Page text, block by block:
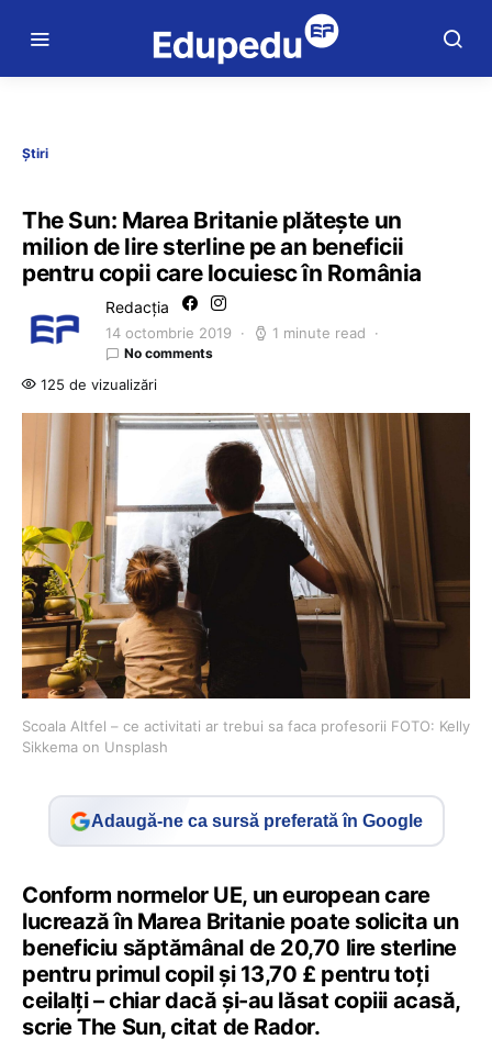
Știri
The Sun: Marea Britanie plăteşte un
milion de lire sterline pe an beneficii
pentru copii care locuiesc în România
Redacția
14 octombrie 2019 1 minute read
No comments
125 de vizualizări
Scoala Altfel – ce activitati ar trebui sa faca profesorii FOTO: Kelly
Sikkema on Unsplash
Adaugă-ne ca sursă preferată în Google
Conform normelor UE, un european care
lucrează în Marea Britanie poate solicita un
beneficiu săptămânal de 20,70 lire sterline
pentru primul copil și 13,70 £ pentru toți
ceilalți – chiar dacă și-au lăsat copiii acasă,
scrie The Sun, citat de Rador.